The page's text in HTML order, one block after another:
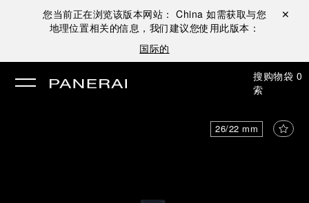
您当前正在浏览该版本网站： China 如需获取与您
地理位置相关的信息，我们建议您使用此版本：
国际的
关闭 ✕
搜
索
购物袋 0
26/22 mm